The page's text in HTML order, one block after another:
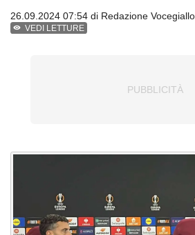
26.09.2024 07:54 di Redazione
VEDI LETTURE